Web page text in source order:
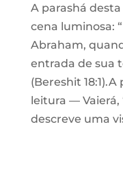
A parashá
cena luminosa:
Abraham,
entrada de sua
(Bereshit
leitura —
descreve uma